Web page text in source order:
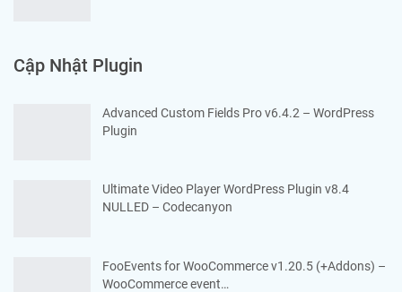
Cập Nhật Plugin
Advanced Custom Fields Pro v6.4.2 – WordPress
Plugin
Ultimate Video Player WordPress Plugin v8.4
NULLED – Codecanyon
FooEvents for WooCommerce v1.20.5 (+Addons) –
WooCommerce event…